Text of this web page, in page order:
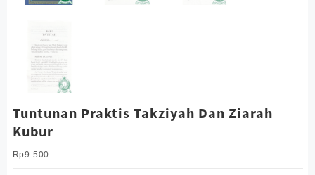
Tuntunan Praktis Takziyah Dan Ziarah
Kubur
Rp9.500